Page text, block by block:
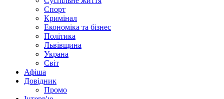
Спорт
Кримінал
Економіка та бізнес
Політика
Львівщина
Украна
Світ
Афіша
Довідник
Промо